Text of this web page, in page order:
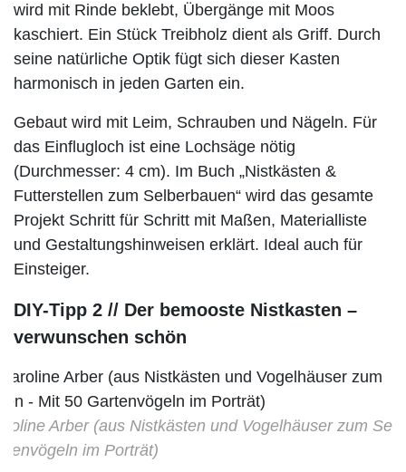
wird mit Rinde beklebt, Übergänge mit Moos
kaschiert. Ein Stück Treibholz dient als Griff. Durch
seine natürliche Optik fügt sich dieser Kasten
harmonisch in jeden Garten ein.
Gebaut wird mit Leim, Schrauben und Nägeln. Für
das Einflugloch ist eine Lochsäge nötig
(Durchmesser: 4 cm). Im Buch „Nistkästen &
Futterstellen zum Selberbauen“ wird das gesamte
Projekt Schritt für Schritt mit Maßen, Materialliste
und Gestaltungshinweisen erklärt. Ideal auch für
Einsteiger.
DIY-Tipp 2 // Der bemooste Nistkasten –
verwunschen schön
Arber (aus Nistkästen und Vogelhäuser zum
im Porträt)